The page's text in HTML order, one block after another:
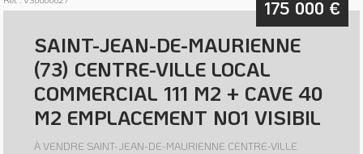
175 000 €
SAINT-JEAN-DE-MAURIENNE
(73) CENTRE-VILLE LOCAL
COMMERCIAL 111 M2 + CAVE 40
M2 EMPLACEMENT NO1 VISIBIL
À VENDRE SAINT-JEAN-DE-MAURIENNE CENTRE-VILLE